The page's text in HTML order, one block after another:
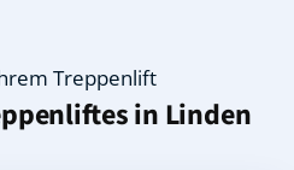
Treppenlift
in Linden